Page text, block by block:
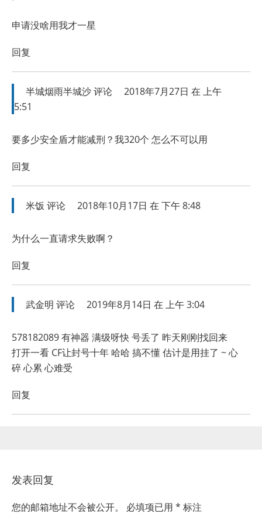
申请没啥用我才一星
回复
半城烟雨半城沙评论
2018年7月27日 在 上午
5:51
要多少安全盾才能减刑？我320个 怎么不可以用
回复
米饭 评论 2018年10月17日 在 下午 8:48
为什么一直请求失败啊？
回复
武金明 评论 2019年8月14日 在 上午 3:04
578182089 有神器 满级呀快 号丢了 昨天刚刚找回来
打开一看 CF让封号十年 哈哈 搞不懂 估计是用挂了 ~ 心
碎 心累 心难受
回复
发表回复
您的邮箱地址不会被公开。 必填项已用 * 标注